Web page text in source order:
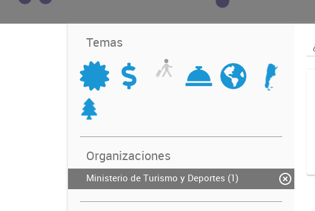
Temas
Organizaciones
Ministerio de Turismo y Deportes (1)